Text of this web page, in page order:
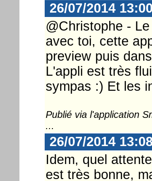
26/07/2014
@Christophe -
avec toi, cette
preview puis
L'appli est très
sympas :) Et les
Publié via l'application
...
26/07/2014
Idem, quel
est très bonne,